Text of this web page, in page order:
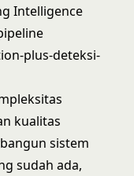
Intelligence
plus-deteksi-
kualitas
sistem
sudah ada,